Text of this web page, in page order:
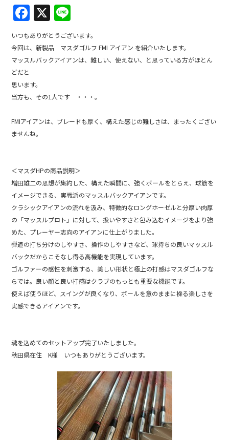
F
a
c
e
b
o
k
X
n
e
いつもありがとうございます。
今回は、新製品 マスダゴルフ FMI アイアン を紹介いたします。
マッスルバックアイアンは、難しい、使えない、と思っている方がほとん
どだと
思います。
当方も、その1人です ・・・。
FMIアイアンは、ブレードも厚く、構えた感じの難しさは、まったくござい
ませんね。
＜マスダHPの商品説明＞
増田雄二の思想が集約した、構えた瞬間に、強くボールをとらえ、球筋を
イメージできる、実戦派のマッスルバックアイアンです。
クラシックアイアンの流れを汲み、特徴的なロングホーゼルと分厚い肉厚
の「マッスルプロト」に対して、扱いやすさと包み込むイメージをより強
めた、プレーヤー志向のアイアンに仕上がりました。
弾道の打ち分けのしやすさ、操作のしやすさなど、球持ちの良いマッスル
バックだからこそなし得る高機能を実現しています。
ゴルファーの感性を刺激する、美しい形状と極上の打感はマスダゴルフな
らでは。良い顔と良い打感はクラブのもっとも重要な機能です。
使えば使うほど、スイングが良くなり、ボールを意のままに操る楽しさを
実感できるアイアンです。
魂を込めてのセットアップ完了いたしました。
秋田県在住 K様 いつもありがとうございます。